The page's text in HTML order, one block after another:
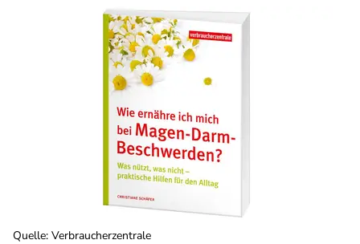
Quelle: Verbraucherzentrale